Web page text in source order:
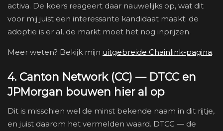
activa. De koers reageert daar nauwelijks op, wat dit
voor mij juist een interessante kandidaat maakt: de
adoptie is er al, de markt moet het nog inprijzen.
Meer weten? Bekijk mijn uitgebreide Chainlink-pagina.
4. Canton Network (CC) — DTCC en
JPMorgan bouwen hier al op
Dit is misschien wel de minst bekende naam in dit rijtje,
en juist daarom het vermelden waard. DTCC — de